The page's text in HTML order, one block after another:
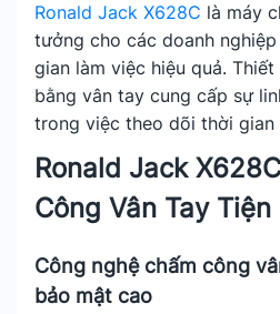
Ronald Jack X628C là máy
tưởng cho các doanh
gian làm việc hiệu quả.
bằng vân tay cung cấp sự
trong việc theo dõi thời gian
Ronald Jack
Công Vân Tay Tiện
Công nghệ chấm công
bảo mật cao